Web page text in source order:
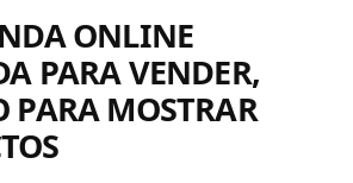
ONLINE
PARA VENDER,
PARA MOSTRAR